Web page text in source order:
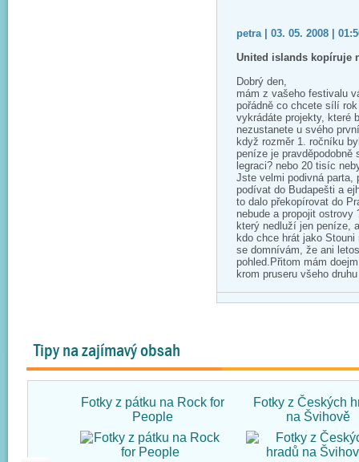
petra | 03. 05. 2008 |
United islands kopíruje
Dobrý den,
mám z vašeho festivalu
pořádně co chcete sílí
vykrádáte projekty, které
nezustanete u svého
když rozměr 1. ročníku
peníze je
legraci? nebo 20 tisíc
Jste velmi podivná parta,
podívat do Budapešti a
to dalo překopírovat do
nebude a propojit
který nedluží jen peníze,
kdo chce hrát jako
se domnívám, že ani
pohled.Přitom mám
krom pruseru všeho
Tipy na zajímavý obsah
Fotky z pátku na Rock for
People
Fotky z Českých
na Švihově